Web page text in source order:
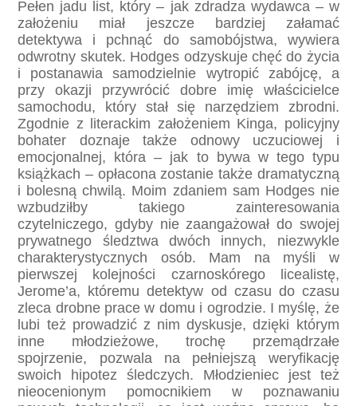
Pełen jadu list, który – jak zdradza wydawca – w
założeniu miał jeszcze bardziej załamać
detektywa i pchnąć do samobójstwa, wywiera
odwrotny skutek. Hodges odzyskuje chęć do życia
i postanawia samodzielnie wytropić zabójcę, a
przy okazji przywrócić dobre imię właścicielce
samochodu, który stał się narzędziem zbrodni.
Zgodnie z literackim założeniem Kinga, policyjny
bohater doznaje także odnowy uczuciowej i
emocjonalnej, która – jak to bywa w tego typu
książkach – opłacona zostanie także dramatyczną
i bolesną chwilą. Moim zdaniem sam Hodges nie
wzbudziłby takiego zainteresowania
czytelniczego, gdyby nie zaangażował do swojej
prywatnego śledztwa dwóch innych, niezwykle
charakterystycznych osób. Mam na myśli w
pierwszej kolejności czarnoskórego licealistę,
Jerome’a, któremu detektyw od czasu do czasu
zleca drobne prace w domu i ogrodzie. I myślę, że
lubi też prowadzić z nim dyskusje, dzięki którym
inne młodzieżowe, trochę przemądrzałe
spojrzenie, pozwala na pełniejszą weryfikację
swoich hipotez śledczych. Młodzieniec jest też
nieocenionym pomocnikiem w poznawaniu